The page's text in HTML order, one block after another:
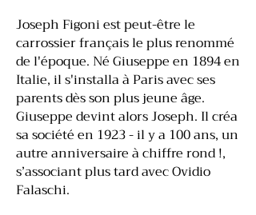
Joseph Figoni est peut-être le
carrossier français le plus renommé
de l'époque. Né Giuseppe en 1894 en
Italie, il s'installa à Paris avec ses
parents dès son plus jeune âge.
Giuseppe devint alors Joseph. Il créa
sa société en 1923 - il y a 100 ans, un
autre anniversaire à chiffre rond !,
s’associant plus tard avec Ovidio
Falaschi.